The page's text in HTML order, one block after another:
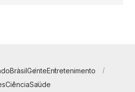
BrasilGenteEntretenimento
CiênciaSaúde